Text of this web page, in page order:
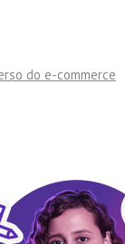
do e-commerce